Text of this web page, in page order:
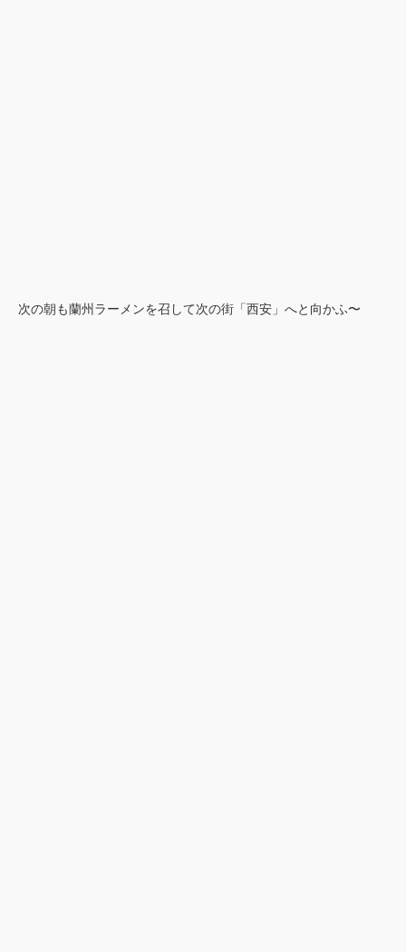
次の朝も蘭州ラーメンを召して次の街「西安」へと向かふ〜